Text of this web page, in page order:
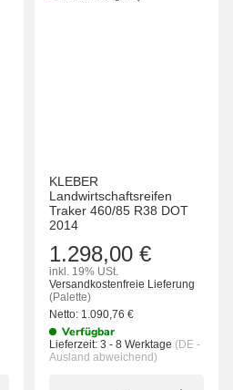
KLEBER
Landwirtschaftsreifen
Traker 460/85 R38 DOT
2014
1.298,00 €
inkl. 19% USt.
Versandkostenfreie Lieferung
(Palette)
Netto: 1.090,76 €
Verfügbar
Lieferzeit: 3 - 8 Werktage (DE -
Ausland abweichend)